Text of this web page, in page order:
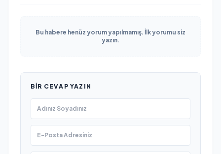
Bu habere henüz yorum yapılmamış. İlk yorumu siz
yazın.
BIR CEVAP YAZIN